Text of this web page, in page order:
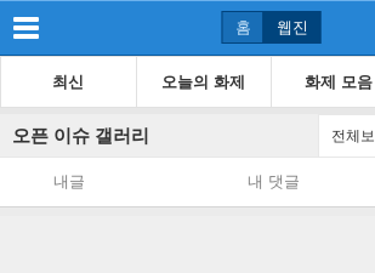
홈 웹진
최신 오늘의 화제 화제 모음
오픈 이슈 갤러리 전체
내글 내 댓글